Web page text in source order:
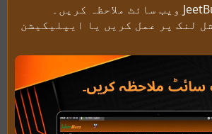
سرکاری JeetBuzz ویب سائٹ ملاحظہ کریں۔
لنک پر عمل کریں یا ایپلیکیشن